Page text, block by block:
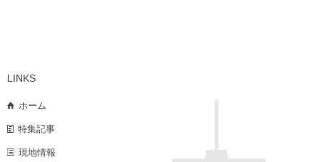
LINKS
ホーム
特集記事
現地情報